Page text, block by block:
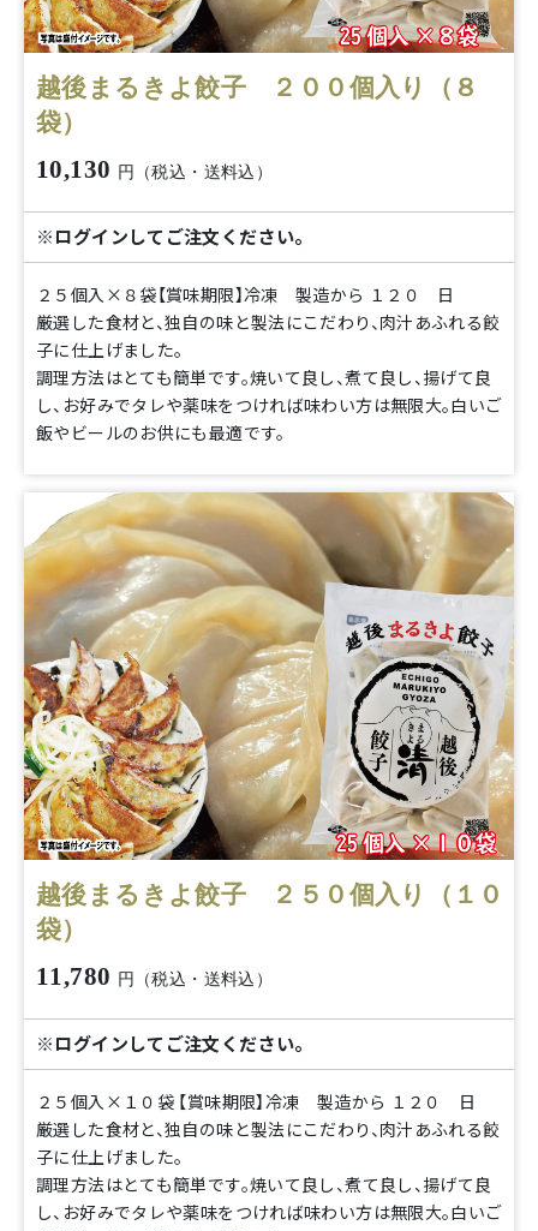
越後まるきよ餃子 ２００個入り（８
袋）
10,130 円（税込・送料込）
※ログインしてご注文ください。
２５個入×８袋【賞味期限】冷凍 製造から １２０ 日
厳選した食材と、独自の味と製法にこだわり、肉汁あふれる餃
子に仕上げました。
調理方法はとても簡単です。焼いて良し、煮て良し、揚げて良
し、お好みでタレや薬味をつければ味わい方は無限大。白いご
飯やビールのお供にも最適です。
越後まるきよ餃子 ２５０個入り（１０
袋）
11,780 円（税込・送料込）
※ログインしてご注文ください。
２５個入×１０袋 【賞味期限】冷凍 製造から １２０ 日
厳選した食材と、独自の味と製法にこだわり、肉汁あふれる餃
子に仕上げました。
調理方法はとても簡単です。焼いて良し、煮て良し、揚げて良
し、お好みでタレや薬味をつければ味わい方は無限大。白いご